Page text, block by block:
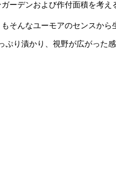
ーデンおよび作付面積を考
そんなユーモアのセンスから
り漬かり、視野が広がった感